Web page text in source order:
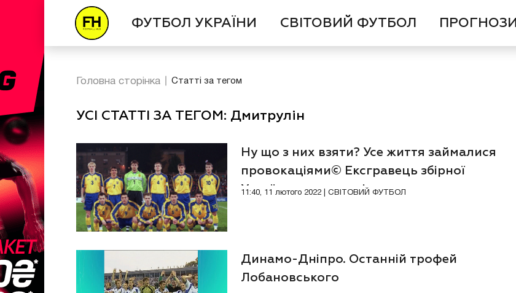
ФУТБОЛ УКРАЇНИ СВІТОВИЙ ФУТБОЛ ПРОГНОЗИ
Головна сторінка Статті за тегом
УСІ СТАТТІ ЗА ТЕГОМ: Дмитрулін
Ну що з них взяти? Усе життя займалися
провокаціями© Ексгравець збірної
України згадав росіян
Ексклюзив
11:40, 11 лютого 2022 | СВІТОВИЙ ФУТБОЛ
Динамо-Дніпро. Останній трофей
Лобановського